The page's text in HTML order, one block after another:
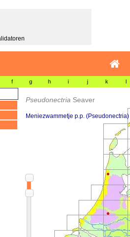
f g h i j k l
Pseudonectria Seaver
Meniezwammetje p.p. (Pseudonectria)